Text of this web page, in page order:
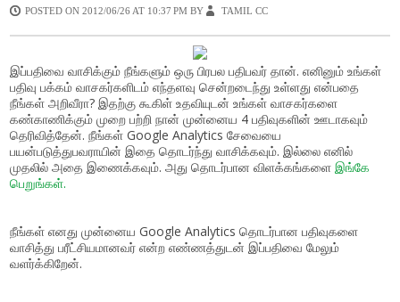
POSTED ON 2012/06/26 AT 10:37 PM BY TAMIL CC
இப்பதிவை வாசிக்கும் நீங்களும் ஒரு பிரபல பதிபவர் தான். எனினும் உங்கள்
பதிவு பக்கம் வாசகர்களிடம் எந்தளவு சென்றடைந்து உள்ளது என்பதை
நீங்கள் அறிவீரா? இதற்கு கூகிள் உதவியுடன் உங்கள் வாசகர்களை
கண்காணிக்கும் முறை பற்றி நான் முன்னைய 4 பதிவுகளின் ஊடாகவும்
தெரிவித்தேன். நீங்கள் Google Analytics சேவையை
பயன்படுத்துபவராயின் இதை தொடர்ந்து வாசிக்கவும். இல்லை எனில்
முதலில் அதை இணைக்கவும். அது தொடர்பான விளக்கங்களை இங்கே
பெறுங்கள்.
நீங்கள் எனது முன்னைய Google Analytics தொடர்பான பதிவுகளை
வாசித்து பரீட்சியமானவர் என்ற எண்ணத்துடன் இப்பதிவை மேலும்
வளர்க்கிறேன்.